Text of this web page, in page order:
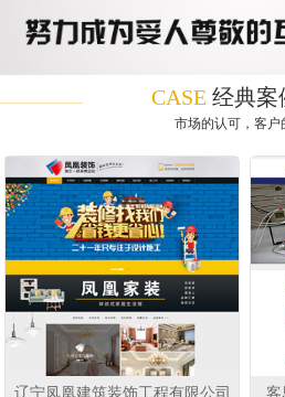
CASE经典案
市场的认可，客户
辽宁凤凰建筑装饰工程有限公司 客